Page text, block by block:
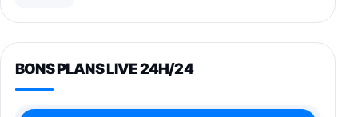
BONS PLANS LIVE 24H/24